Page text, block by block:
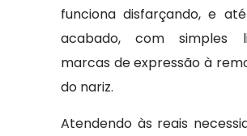
funciona disfarçando, e
acabado, com simples
marcas de expressão à
do nariz.
Atendendo às reais